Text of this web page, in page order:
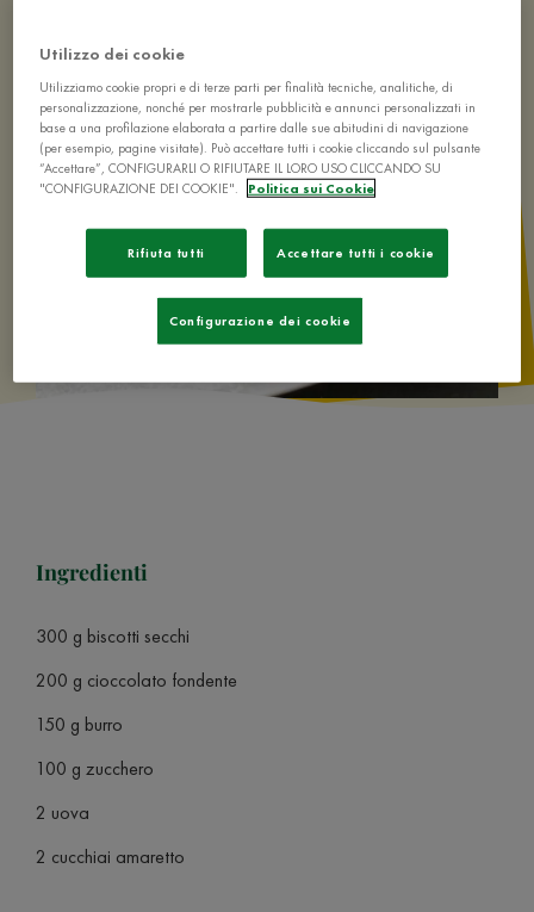
Ingredienti
300 g biscotti secchi
200 g cioccolato fondente
150 g burro
100 g zucchero
2 uova
2 cucchiai amaretto
Utilizzo dei cookie
Utilizziamo cookie propri e di terze parti per finalità tecniche, analitiche, di
personalizzazione, nonché per mostrarle pubblicità e annunci personalizzati in
base a una profilazione elaborata a partire dalle sue abitudini di navigazione
(per esempio, pagine visitate). Può accettare tutti i cookie cliccando sul pulsante
“Accettare”, CONFIGURARLI O RIFIUTARE IL LORO USO CLICCANDO SU
"CONFIGURAZIONE DEI COOKIE".
Politica sui Cookie
Rifiuta tutti Accettare tutti i cookie
Configurazione dei cookie